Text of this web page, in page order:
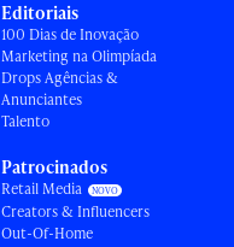
Editoriais
100 Dias de Inovação
Marketing na Olimpíada
Drops Agências &
Anunciantes
Talento
Patrocinados
Retail Media
Creators & Influencers
Out-Of-Home